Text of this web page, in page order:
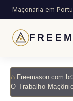
Maçonaria em
Freemason.com.br